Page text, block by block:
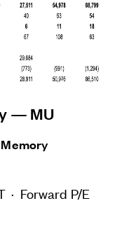
— MU
· Forward P/E